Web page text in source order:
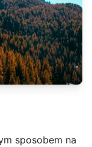
sposobem na